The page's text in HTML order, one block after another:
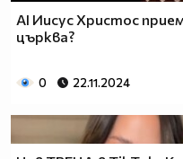
AI Иисус Христос
църква?
0 22.11.2024